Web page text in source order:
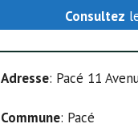
Consultez
Adresse: Pacé 11
Commune: Pacé